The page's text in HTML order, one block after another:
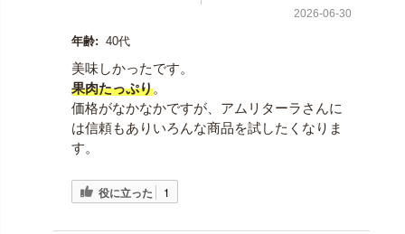
2026-06-30
年齢: 40代
美味しかったです。
果肉たっぷり。
価格がなかなかですが、アムリターラさんに
は信頼もありいろんな商品を試したくなりま
す。
役に立った 1